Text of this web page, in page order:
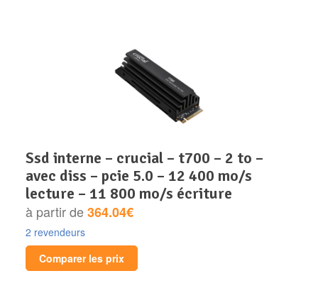
ssd interne – crucial – t700 – 2 to –
avec diss – pcie 5.0 – 12 400 mo/s
lecture – 11 800 mo/s écriture
à partir de364.04€
2 revendeurs
Comparer les prix